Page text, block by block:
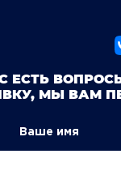
ЕСТЬ
МЫ ВАМ
Ваше имя